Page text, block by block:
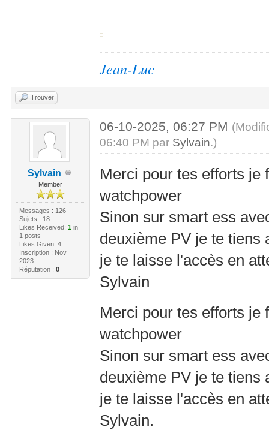
Jean-Luc
Trouver
Sylvain
Member
Messages : 126
Sujets : 18
Likes Received: 1in
1 posts
Likes Given: 4
Inscription : Nov
2023
Réputation : 0
06-10-2025, 06:27 PM
06:40 PM par Sylvain.)
Merci pour tes efforts je
watchpower
Sinon sur smart ess
deuxième PV je te tiens
je te laisse l'accès en
Sylvain
Merci pour tes efforts je
watchpower
Sinon sur smart ess
deuxième PV je te tiens
je te laisse l'accès en
Sylvain.